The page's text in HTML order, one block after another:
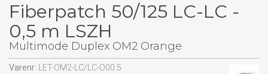
Fiberpatch 50/125 LC-LC -
0,5 m LSZH
Multimode Duplex OM2 Orange
Varenr: LET-OM2-LC/LC-O00.5